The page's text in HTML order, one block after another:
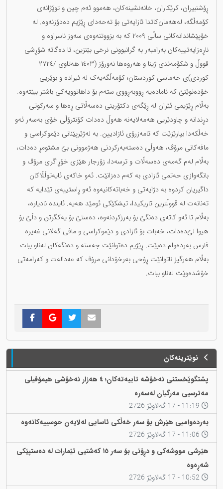
ڕۆشنبیران، کرێکاران، خانەنشینەکان، هەموو ئەم چین و توێژانەی
کۆمەڵگە، لەهەمان‌کاتدا ئازایەتی بۆ تەحەدای ڕێژیم دەدۆزنەوە. لە
خۆپێشاندانەکانی ساڵی ٢٠٠٩ کە بە بزووتنەوەی سەوز ناسراوە و
ناڕەزایەتییەکان بەرامبەر بە گرانبوونی نرخی بێنزین، تا دەگاتە شۆڕشی
قووڵ و شکۆمەندی ژینا و هەروەها نەورۆز (١٤٠٣ هەتاوی /٢٧٢٤
کوردی)ی حەماسی کوردستان؛ کۆمەڵگەیەک لە ئیرادە و بوێریی
خۆدەنوێنێ کە ئامادەیە ڕووبەڕووی ستەم بۆ داهاتوویەکی باشتر ببێتەوە.
بەڵام ڕێژیمی ئێران لە ڕێگەی دکتۆرینی دەسەڵاتی ڕەها و سەرکوتی
دڕندانە و چاودێریی هەمەلایەنە هەوڵ دەدات کۆنترۆڵی خۆی بەسەر ئەو
خەڵکەدا بپارێزێت کە تامەزرۆی ئازادیین. بە لەژێرپێنانی دێموکراسی و
مافەکانی مرۆڤ، هەوڵی دەستەبەرکردنی هەژموونی بێ مشتومڕ دەدات،
بەڵام لەم گەمەی دەسەڵات و ترسەدا، زۆرجار هێزی خۆڕاگری مرۆڤ و
بانگەوازی حەتمی ئازادی بە کەم دەزانێت. ئەو خاکەی ئایەتوڵڵاکان
داگیریان کردوە بە دژایەتی و خەباتەکانیەوە ئەو ڕاستییەی تێدایە کە
تەنانەت لە قووڵترین تاریکیدا، تیشکێکی ئومێد هەیە. ئایندە نادیارە،
بەڵام تا ئەو کاتەی دەنگێ بۆ بەرزکردنەوە، دەستێ بۆ یەکگرتن و دڵێ بۆ
هیوا لێ‌دەدات، خەبات بۆ ئازادی و دێموکراسی و مافی گەلانی غەیرە
فارس بەردەوام دەبێت. ڕێژیم دەتوانێت جەستە و دەنگەکان لەناو ببات
بەڵام هەرگیز ناتوانێت ڕۆحی بەرخۆدانی مرۆڤ کە عەدالەت و کەرامەتی
خۆشدەوێت لەناو ببات.
نوێترینەکان
پشتگوێخستنی نەخۆشە تایبەتەکان؛ ٤ هەزار نەخۆشی هیمۆفیلی
مەترسیی مەرگیان لەسەرە
بەردەوامیی هێرش بۆ سەر خەڵکی ئاسایی لەلایەن حوسییەکانەوە
هێرشی مووشەکی و دڕۆنی بۆ سەر ١٥ کەشتیی ئێمارات لە دەستپێکی
شەڕەوە